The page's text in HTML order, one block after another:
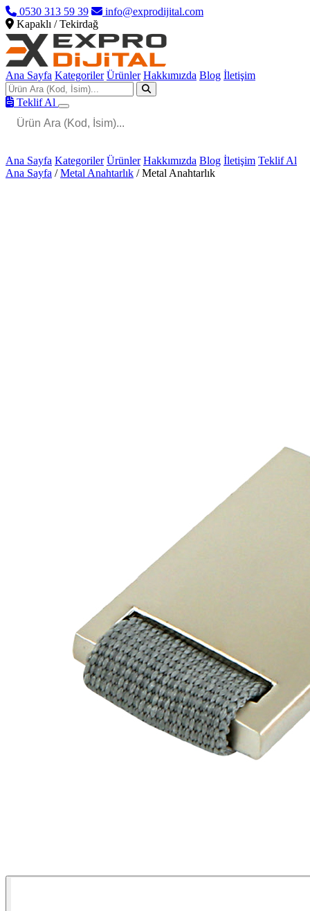
0530 313 59 39
info@exprodijital.com
Kapaklı / Tekirdağ
Ana Sayfa Kategoriler Ürünler Hakkımızda Blog İletişim
Teklif Al
Ana Sayfa Kategoriler Ürünler Hakkımızda Blog İletişim Teklif Al
Ana Sayfa / Metal Anahtarlık / Metal Anahtarlık